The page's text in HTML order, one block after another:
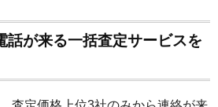
話が来る一括査定サービスを